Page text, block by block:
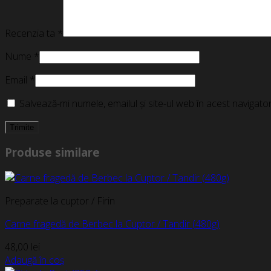
Recenzia ta *
Nume *
Email *
Salvează-mi numele, emailul și site-ul web în acest
Produse similare
Preparate la cuptor / Firin
Carne fragedă de Berbec la Cuptor / Tandir (480g)
48,00 lei
Adaugă în coș